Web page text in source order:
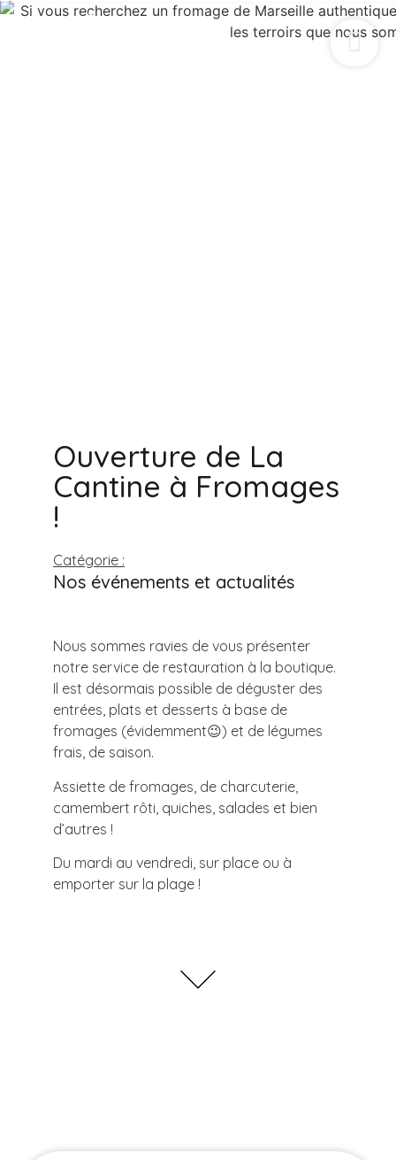
Ouverture de La
Cantine à Fromages
!
Catégorie :
Nos événements et actualités
Nous sommes ravies de vous présenter
notre service de restauration à la boutique.
Il est désormais possible de déguster des
entrées, plats et desserts à base de
fromages (évidemment😉) et de légumes
frais, de saison.
Assiette de fromages, de charcuterie,
camembert rôti, quiches, salades et bien
d’autres !
Du mardi au vendredi, sur place ou à
emporter sur la plage !